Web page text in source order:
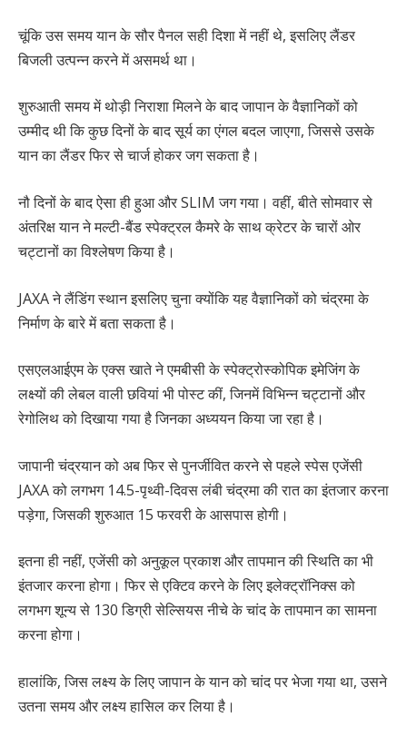
चूंकि उस समय यान के सौर पैनल सही दिशा में नहीं थे, इसलिए लैंडर
बिजली उत्पन्न करने में असमर्थ था।
शुरुआती समय में थोड़ी निराशा मिलने के बाद जापान के वैज्ञानिकों को
उम्मीद थी कि कुछ दिनों के बाद सूर्य का एंगल बदल जाएगा, जिससे उसके
यान का लैंडर फिर से चार्ज होकर जग सकता है।
नौ दिनों के बाद ऐसा ही हुआ और SLIM जग गया। वहीं, बीते सोमवार से
अंतरिक्ष यान ने मल्टी-बैंड स्पेक्ट्रल कैमरे के साथ क्रेटर के चारों ओर
चट्टानों का विश्लेषण किया है।
JAXA ने लैंडिंग स्थान इसलिए चुना क्योंकि यह वैज्ञानिकों को चंद्रमा के
निर्माण के बारे में बता सकता है।
एसएलआईएम के एक्स खाते ने एमबीसी के स्पेक्ट्रोस्कोपिक इमेजिंग के
लक्ष्यों की लेबल वाली छवियां भी पोस्ट कीं, जिनमें विभिन्न चट्टानों और
रेगोलिथ को दिखाया गया है जिनका अध्ययन किया जा रहा है।
जापानी चंद्रयान को अब फिर से पुनर्जीवित करने से पहले स्पेस एजेंसी
JAXA को लगभग 14.5-पृथ्वी-दिवस लंबी चंद्रमा की रात का इंतजार करना
पड़ेगा, जिसकी शुरुआत 15 फरवरी के आसपास होगी।
इतना ही नहीं, एजेंसी को अनुकूल प्रकाश और तापमान की स्थिति का भी
इंतजार करना होगा। फिर से एक्टिव करने के लिए इलेक्ट्रॉनिक्स को
लगभग शून्य से 130 डिग्री सेल्सियस नीचे के चांद के तापमान का सामना
करना होगा।
हालांकि, जिस लक्ष्य के लिए जापान के यान को चांद पर भेजा गया था, उसने
उतना समय और लक्ष्य हासिल कर लिया है।